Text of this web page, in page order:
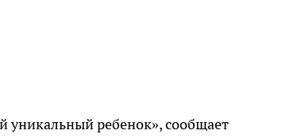
уникальный ребенок», сообщает